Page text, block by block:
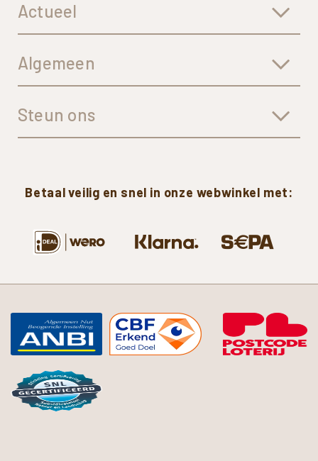
Actueel
Algemeen
Steun ons
Betaal veilig en snel in onze webwinkel met: